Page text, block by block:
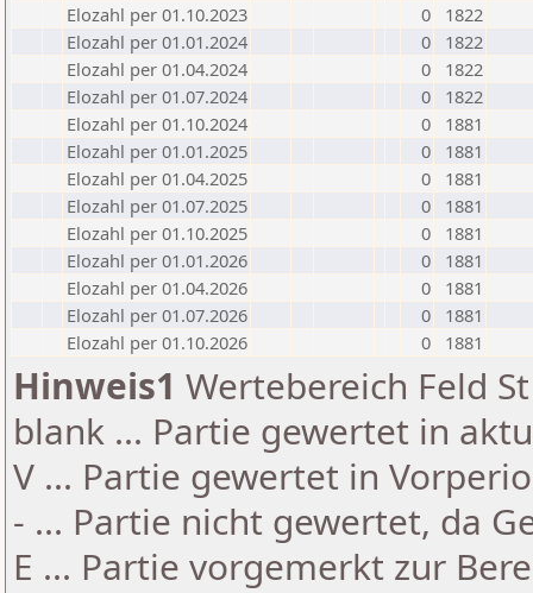
Elozahl per 01.10.2023
0
1822
Elozahl per 01.01.2024
0
1822
Elozahl per 01.04.2024
0
1822
Elozahl per 01.07.2024
0
1822
Elozahl per 01.10.2024
0
1881
Elozahl per 01.01.2025
0
1881
Elozahl per 01.04.2025
0
1881
Elozahl per 01.07.2025
0
1881
Elozahl per 01.10.2025
0
1881
Elozahl per 01.01.2026
0
1881
Elozahl per 01.04.2026
0
1881
Elozahl per 01.07.2026
0
1881
Elozahl per 01.10.2026
0 1881
Hinweis1 Wertebereich Feld
blank ... Partie gewertet in
V ... Partie gewertet in
- ... Partie nicht gewertet, da
E ... Partie vorgemerkt zur